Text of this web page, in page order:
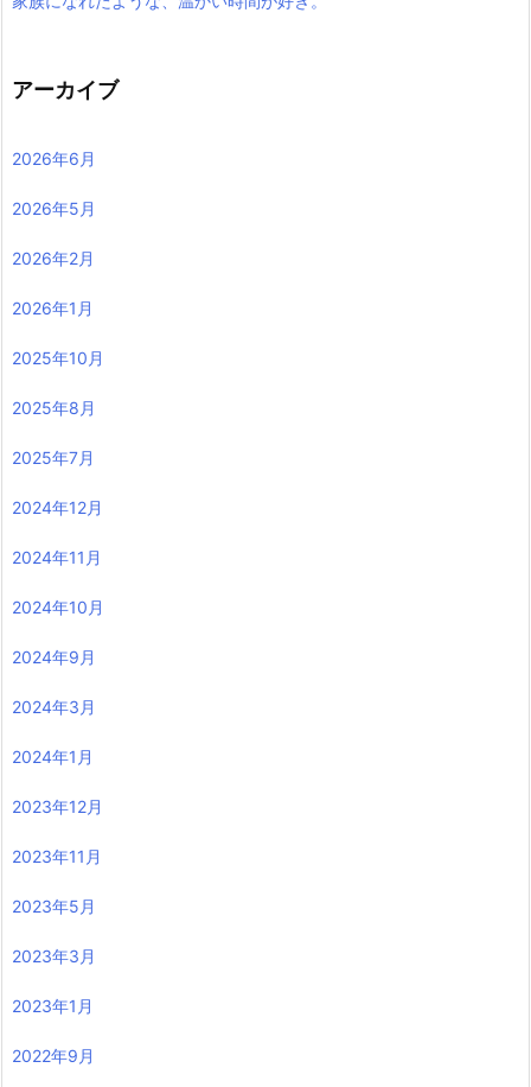
アーカイブ
2026年6月
2026年5月
2026年2月
2026年1月
2025年10月
2025年8月
2025年7月
2024年12月
2024年11月
2024年10月
2024年9月
2024年3月
2024年1月
2023年12月
2023年11月
2023年5月
2023年3月
2023年1月
2022年9月